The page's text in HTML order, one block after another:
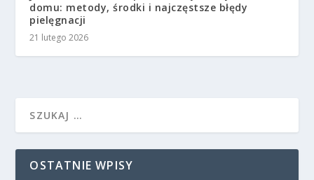
domu: metody, środki i najczęstsze błędy
pielęgnacji
21 lutego 2026
OSTATNIE WPISY